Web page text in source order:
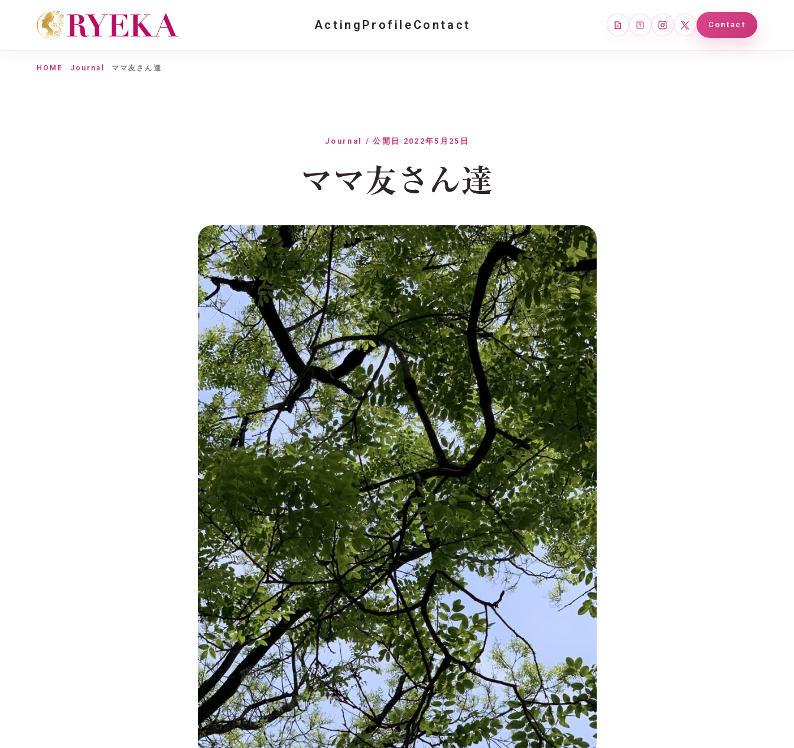
Acting Profile Contact note Tales Instagram
X Contact
HOME Journal ママ友さん達
Journal / 公開日 2022年5月25日
ママ友さん達